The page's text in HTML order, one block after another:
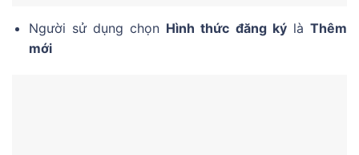
Người sử dụng chọn Hình thức đăng kýlàThêm
mới